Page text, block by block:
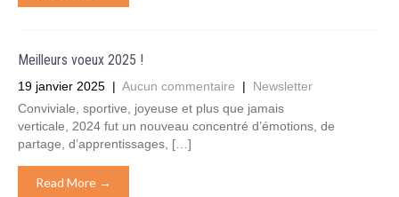
Meilleurs voeux 2025 !
19 janvier 2025 | Aucun commentaire | Newsletter
Conviviale, sportive, joyeuse et plus que jamais
verticale, 2024 fut un nouveau concentré d’émotions, de
partage, d’apprentissages, […]
Read More →